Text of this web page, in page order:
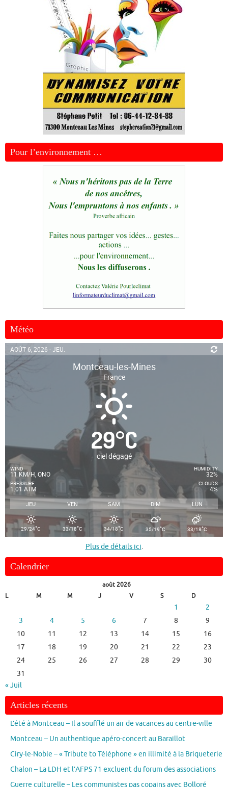
Pour l’environnement …
Météo
AOÛT 6, 2026 - JEU.
Montceau-les-Mines
France
29°C
ciel dégagé
WIND
11 KM/H, ONO
PRESSURE
1.01 ATM
HUMIDITY
32%
CLOUDS
4%
JEU VEN SAM DIM LUN
29/24°C 33/18°C 34/18°C 35/19°C 33/18°C
Plus de détails ici.
Calendrier
août 2026
L
M M J V S D
1
2
3
4 5 6 7 8
9
10
11 12 13 14 15
16
17
18 19 20 21 22
23
24
25 26 27 28 29
30
31
« Juil
Articles récents
L’été à Montceau – Il a soufflé un air de vacances au centre-ville
Montceau – Un authentique apéro-concert au Baraillot
Ciry-le-Noble – « Tribute to Téléphone » en illimité à la Briqueterie
Chalon – La LDH et l’AFPS 71 excluent du forum des associations
Guerre culturelle – Les communistes pas copains avec Bolloré